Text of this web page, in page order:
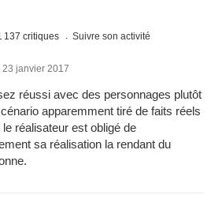
137 critiques Suivre son activité
23 janvier 2017
réussi avec des personnages plutôt
apparemment tiré de faits réels
réalisateur est obligé de
sa réalisation la rendant du